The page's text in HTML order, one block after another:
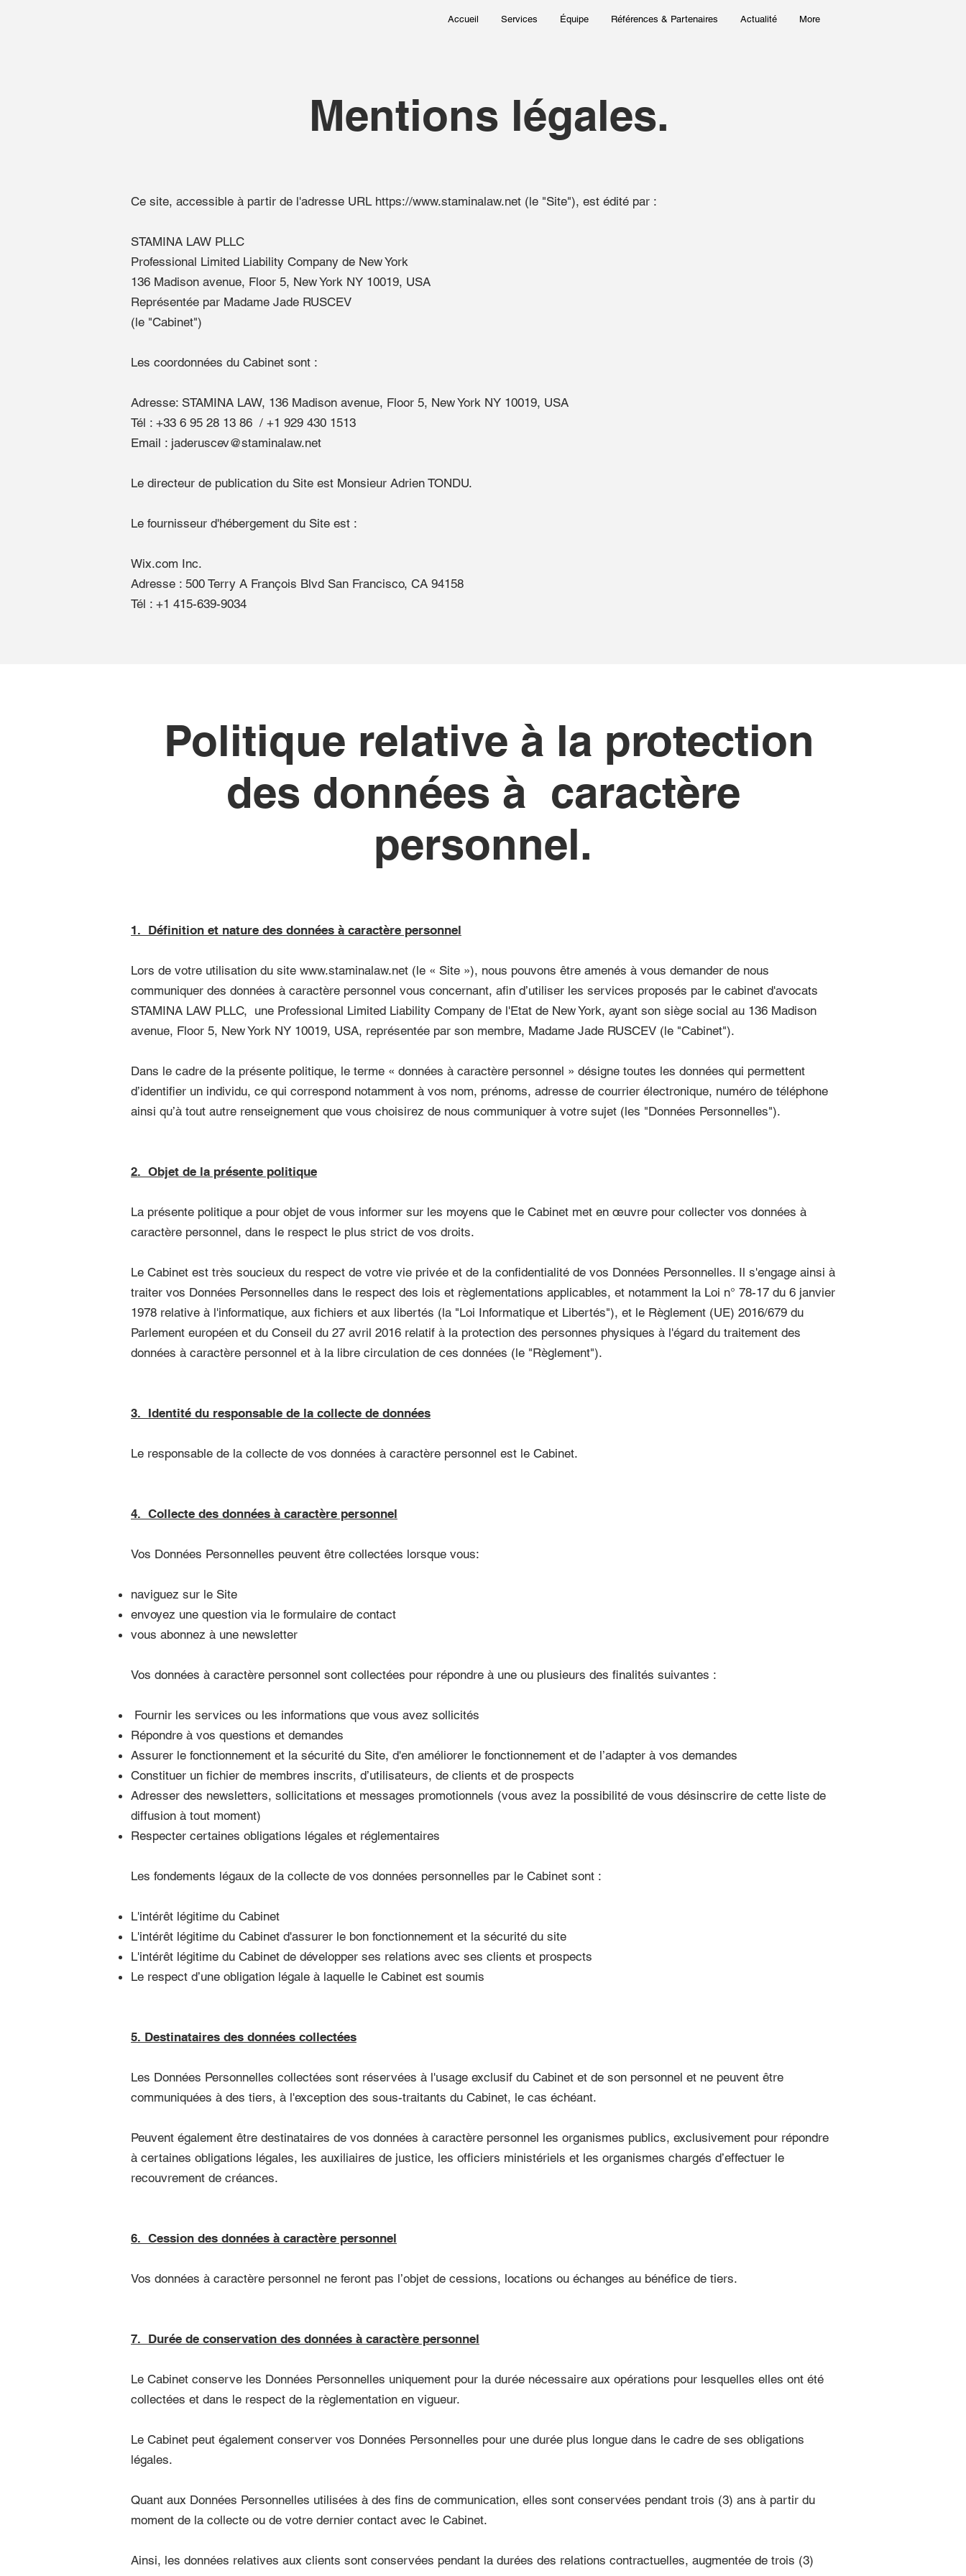
Accueil Services Équipe Références & Partenaires Actualité More
Mentions légales.
Ce site, accessible à partir de l'adresse URL https://www.staminalaw.net (le "Site"), est édité par :
STAMINA LAW PLLC
Professional Limited Liability Company de New York
136 Madison avenue, Floor 5, New York NY 10019, USA
Représentée par Madame Jade RUSCEV
(le "Cabinet")
Les coordonnées du Cabinet sont :
Adresse: STAMINA LAW, 136 Madison avenue, Floor 5, New York NY 10019, USA
Tél : +33 6 95 28 13 86 / +1 929 430 1513
Email : jaderuscev@staminalaw.net
Le directeur de publication du Site est Monsieur Adrien TONDU.
Le fournisseur d'hébergement du Site est :
Wix.com Inc.
Adresse : 500 Terry A François Blvd San Francisco, CA 94158
Tél : +1 415-639-9034
Politique relative à la protection
des données à caractère
personnel.
1. Définition et nature des données à caractère personnel
Lors de votre utilisation du site www.staminalaw.net (le « Site »), nous pouvons être amenés à vous demander de nous
communiquer des données à caractère personnel vous concernant, afin d’utiliser les services proposés par le cabinet d'avocats
STAMINA LAW PLLC, une Professional Limited Liability Company de l'Etat de New York, ayant son siège social au 136 Madison
avenue, Floor 5, New York NY 10019, USA, représentée par son membre, Madame Jade RUSCEV (le "Cabinet").
Dans le cadre de la présente politique, le terme « données à caractère personnel » désigne toutes les données qui permettent
d’identifier un individu, ce qui correspond notamment à vos nom, prénoms, adresse de courrier électronique, numéro de téléphone
ainsi qu’à tout autre renseignement que vous choisirez de nous communiquer à votre sujet (les "Données Personnelles").
2. Objet de la présente politique
La présente politique a pour objet de vous informer sur les moyens que le Cabinet met en œuvre pour collecter vos données à
caractère personnel, dans le respect le plus strict de vos droits.
Le Cabinet est très soucieux du respect de votre vie privée et de la confidentialité de vos Données Personnelles. Il s'engage ainsi à
traiter vos Données Personnelles dans le respect des lois et règlementations applicables, et notamment la Loi n° 78-17 du 6 janvier
1978 relative à l'informatique, aux fichiers et aux libertés (la "Loi Informatique et Libertés"), et le Règlement (UE) 2016/679 du
Parlement européen et du Conseil du 27 avril 2016 relatif à la protection des personnes physiques à l'égard du traitement des
données à caractère personnel et à la libre circulation de ces données (le "Règlement").
3. Identité du responsable de la collecte de données
Le responsable de la collecte de vos données à caractère personnel est le Cabinet.
4. Collecte des données à caractère personnel
Vos Données Personnelles peuvent être collectées lorsque vous:
naviguez sur le Site
envoyez une question via le formulaire de contact
vous abonnez à une newsletter
Vos données à caractère personnel sont collectées pour répondre à une ou plusieurs des finalités suivantes :
Fournir les services ou les informations que vous avez sollicités
Répondre à vos questions et demandes
Assurer le fonctionnement et la sécurité du Site, d'en améliorer le fonctionnement et de l’adapter à vos demandes
Constituer un fichier de membres inscrits, d’utilisateurs, de clients et de prospects
Adresser des newsletters, sollicitations et messages promotionnels (vous avez la possibilité de vous désinscrire de cette liste de
diffusion à tout moment)
Respecter certaines obligations légales et réglementaires
Les fondements légaux de la collecte de vos données personnelles par le Cabinet sont :
L'intérêt légitime du Cabinet
L'intérêt légitime du Cabinet d'assurer le bon fonctionnement et la sécurité du site
L'intérêt légitime du Cabinet de développer ses relations avec ses clients et prospects
Le respect d’une obligation légale à laquelle le Cabinet est soumis
5. Destinataires des données collectées
Les Données Personnelles collectées sont réservées à l'usage exclusif du Cabinet et de son personnel et ne peuvent être
communiquées à des tiers, à l'exception des sous-traitants du Cabinet, le cas échéant.
Peuvent également être destinataires de vos données à caractère personnel les organismes publics, exclusivement pour répondre
à certaines obligations légales, les auxiliaires de justice, les officiers ministériels et les organismes chargés d’effectuer le
recouvrement de créances.
6. Cession des données à caractère personnel
Vos données à caractère personnel ne feront pas l’objet de cessions, locations ou échanges au bénéfice de tiers.
7. Durée de conservation des données à caractère personnel
Le Cabinet conserve les Données Personnelles uniquement pour la durée nécessaire aux opérations pour lesquelles elles ont été
collectées et dans le respect de la règlementation en vigueur.
Le Cabinet peut également conserver vos Données Personnelles pour une durée plus longue dans le cadre de ses obligations
légales.
Quant aux Données Personnelles utilisées à des fins de communication, elles sont conservées pendant trois (3) ans à partir du
moment de la collecte ou de votre dernier contact avec le Cabinet.
Ainsi, les données relatives aux clients sont conservées pendant la durées des relations contractuelles, augmentée de trois (3)